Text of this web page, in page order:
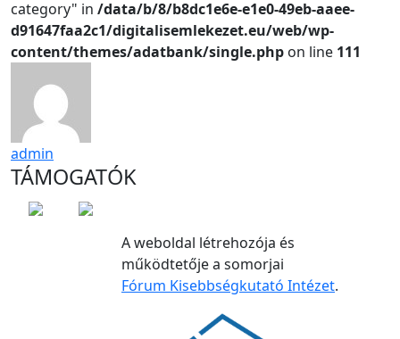
category" in /data/b/8/b8dc1e6e-e1e0-49eb-aaee-
d91647faa2c1/digitalisemlekezet.eu/web/wp-
content/themes/adatbank/single.php on line 111
admin
TÁMOGATÓK
A weboldal létrehozója és
működtetője a somorjai
Fórum Kisebbségkutató Intézet.